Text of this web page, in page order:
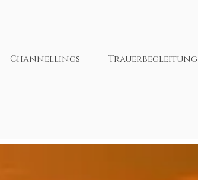
Channellings Trauerbegleitung